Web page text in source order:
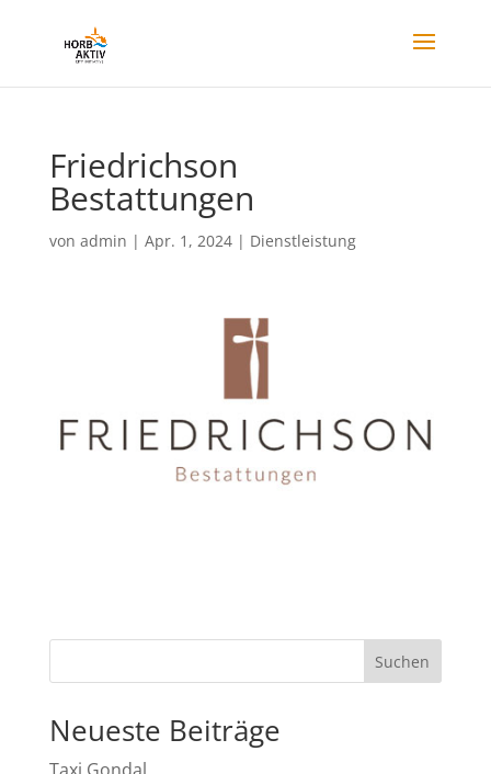
Friedrichson
Bestattungen
von admin | Apr. 1, 2024| Dienstleistung
Suchen
Neueste Beiträge